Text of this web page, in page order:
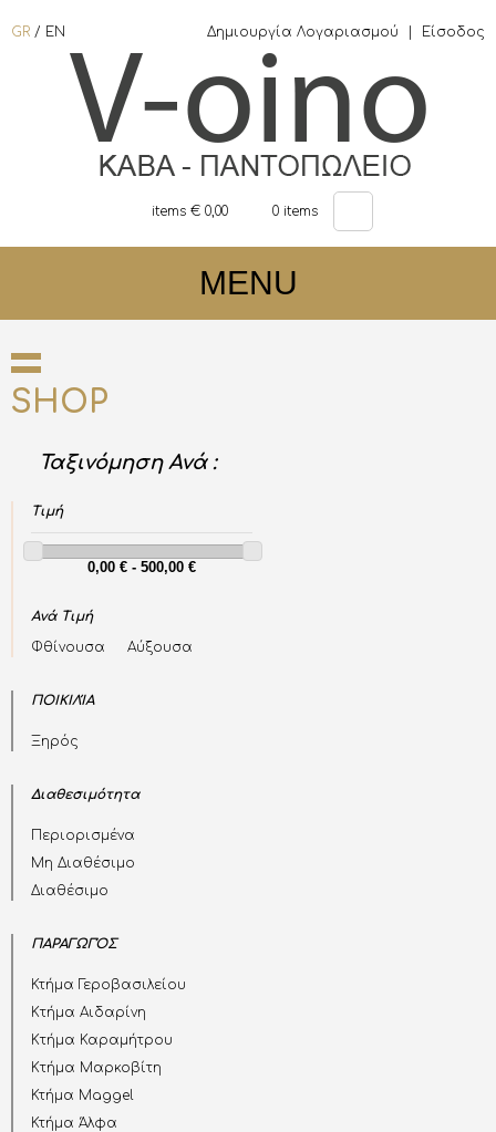
GR / EN Δημιουργία Λογαριασμού Είσοδος
items € 0,00 0 items
MENU
SHOP
Ταξινόμηση Ανά :
Τιμή
Ανά Τιμή
Φθίνουσα
Αύξουσα
ΠΟΙΚΙΛΊΑ
Ξηρός
Διαθεσιμότητα
Περιορισμένα
Μη Διαθέσιμο
Διαθέσιμο
ΠΑΡΑΓΩΓΌΣ
Κτήμα Γεροβασιλείου
Kτήμα Αιδαρίνη
Kτήμα Καραμήτρου
Kτήμα Μαρκοβίτη
Κτήμα Maggel
Κτήμα Άλφα